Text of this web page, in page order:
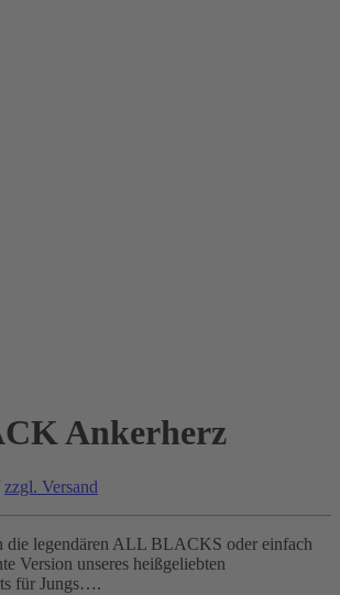
Ankerherz
zzgl. Versand
die legendären ALL BLACKS oder einfach
Version unseres heißgeliebten
für Jungs….